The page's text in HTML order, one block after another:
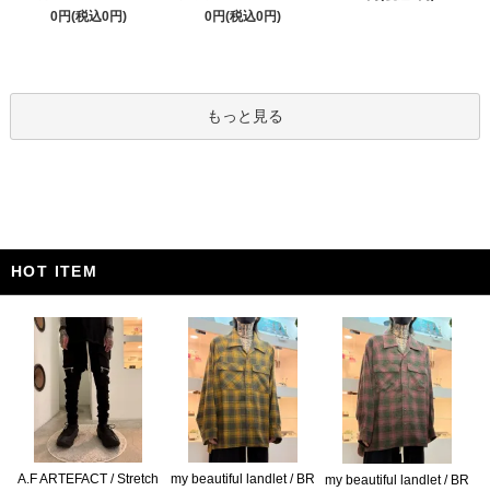
0円(税込0円)
0円(税込0円)
もっと見る
HOT ITEM
A.F ARTEFACT / Stretch my beautiful landlet / BR my beautiful landlet / BR